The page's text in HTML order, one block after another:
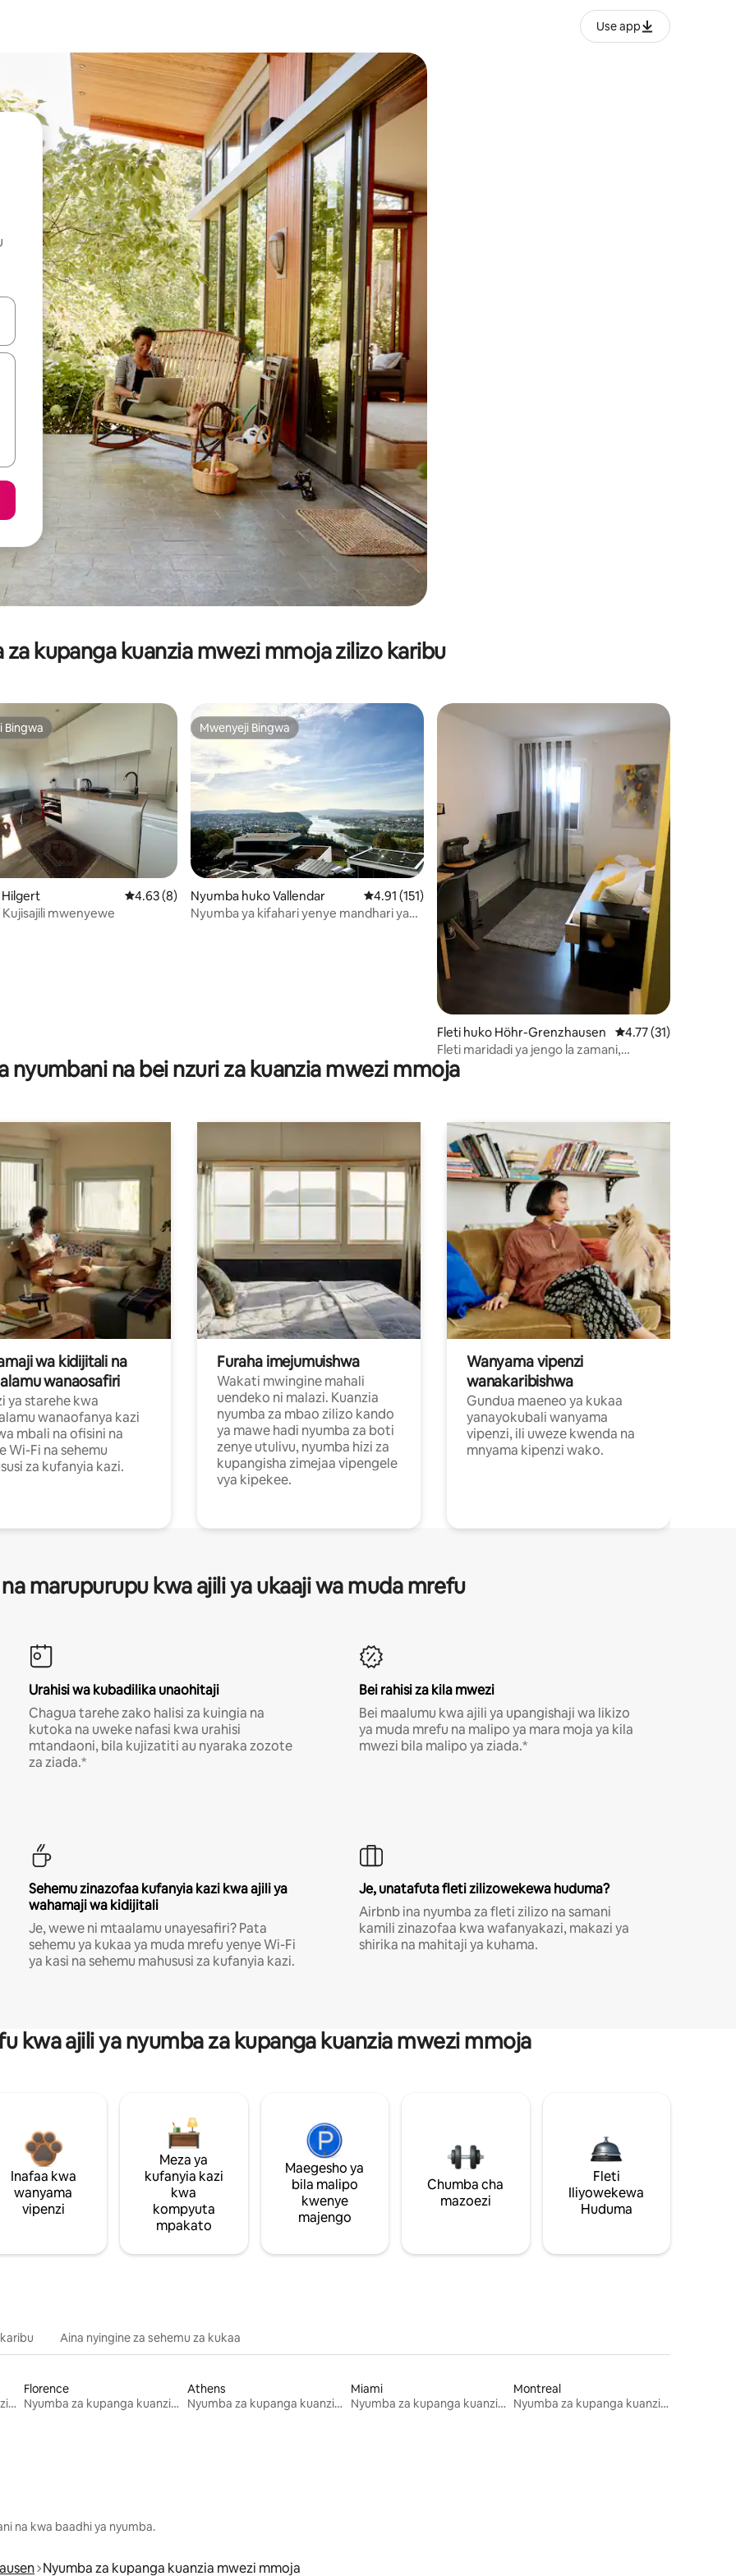
Use app
vya vishale vya juu na chini au uchunguze kwa kugusa au kutelezesha kidole kwenye ishara.
za kupanga kuanzia mwezi mmoja zilizo karibu
wa 5 kati ya 5, tathmini 20
Bingwa
Bingwa
Hilgert Ukadiriaji wa wastani wa 4.63 kati ya 5, tathmini 8
4.63 (8)
/ Kujisajili mwenyewe
Mwenyeji Bingwa
Mwenyeji Bingwa
Nyumba huko Vallendar Ukadiriaji wa wastani wa 4.91 kati ya 5, tathmini 151
4.91 (151)
Nyumba ya kifahari yenye mandhari ya
Fleti huko Höhr-Grenzhausen Ukadiriaji wa wastani
4.77 (31)
Fleti maridadi ya jengo la zamani,
fleti>mdalasini na sukari<
nyumbani na bei nzuri za kuanzia mwezi mmoja
wa kidijitali na
wanaosafiri
ya starehe kwa
wanaofanya kazi
mbali na ofisini na
Wi-Fi na sehemu
za kufanyia kazi.
Furaha imejumuishwa
Wakati mwingine mahali
uendeko ni malazi. Kuanzia
nyumba za mbao zilizo kando
ya mawe hadi nyumba za boti
zenye utulivu, nyumba hizi za
kupangisha zimejaa vipengele
vya kipekee.
Wanyama vipenzi
wanakaribishwa
Gundua maeneo ya kukaa
yanayokubali wanyama
vipenzi, ili uweze kwenda na
mnyama kipenzi wako.
marupurupu kwa ajili ya ukaaji wa muda mrefu
Urahisi wa kubadilika unaohitaji
Chagua tarehe zako halisi za kuingia na
kutoka na uweke nafasi kwa urahisi
mtandaoni, bila kujizatiti au nyaraka zozote
za ziada.*
Bei rahisi za kila mwezi
Bei maalumu kwa ajili ya upangishaji wa likizo
ya muda mrefu na malipo ya mara moja ya kila
mwezi bila malipo ya ziada.*
Sehemu zinazofaa kufanyia kazi kwa ajili ya
wahamaji wa kidijitali
Je, wewe ni mtaalamu unayesafiri? Pata
sehemu ya kukaa ya muda mrefu yenye Wi-Fi
ya kasi na sehemu mahususi za kufanyia kazi.
Je, unatafuta fleti zilizowekewa huduma?
Airbnb ina nyumba za fleti zilizo na samani
kamili zinazofaa kwa wafanyakazi, makazi ya
shirika na mahitaji ya kuhama.
kwa ajili ya nyumba za kupanga kuanzia mwezi mmoja
Inafaa kwa
wanyama
vipenzi
Meza ya
kufanyia kazi
kwa
kompyuta
mpakato
Maegesho ya
bila malipo
kwenye
majengo
Chumba cha
mazoezi
Fleti
Iliyowekewa
Huduma
Aina nyingine za sehemu za kukaa
Nyumba za kupanga kuanzia mwezi mmoja
Florence
Nyumba za kupanga kuanzia mwezi mmoja
Athens
Nyumba za kupanga kuanzia mwezi mmoja
Miami
Nyumba za kupanga kuanzia mwezi mmoja
Montreal
Nyumba za kupanga kuanzia mwezi mmoja
na kwa baadhi ya nyumba.
Nyumba za kupanga kuanzia mwezi mmoja